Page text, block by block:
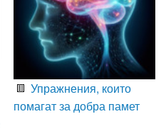
Упражнения, които
помагат за добра памет